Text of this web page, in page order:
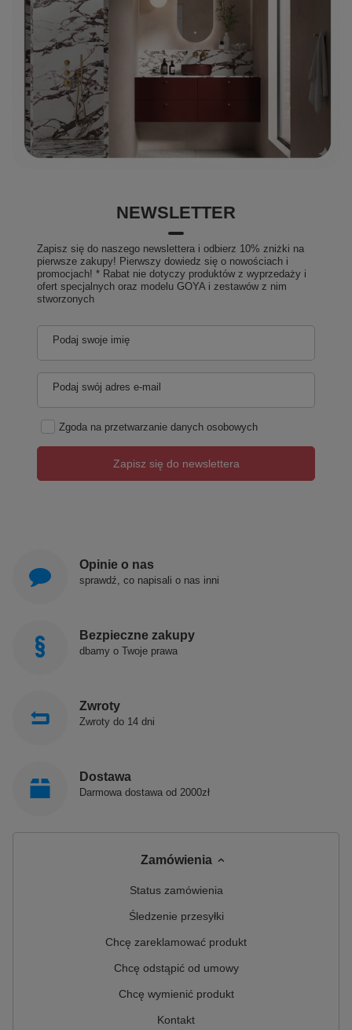
NEWSLETTER
Zapisz się do naszego newslettera i odbierz 10% zniżki na
pierwsze zakupy! Pierwszy dowiedz się o nowościach i
promocjach! * Rabat nie dotyczy produktów z wyprzedaży i
ofert specjalnych oraz modelu GOYA i zestawów z nim
stworzonych
Podaj swoje imię
Podaj swój adres e-mail
Zgoda na przetwarzanie danych osobowych
Zapisz się do newslettera
Opinie o nas
sprawdź, co napisali o nas inni
Bezpieczne zakupy
dbamy o Twoje prawa
Zwroty
Zwroty do 14 dni
Dostawa
Darmowa dostawa od 2000zł
Zamówienia
Status zamówienia
Śledzenie przesyłki
Chcę zareklamować produkt
Chcę odstąpić od umowy
Chcę wymienić produkt
Kontakt